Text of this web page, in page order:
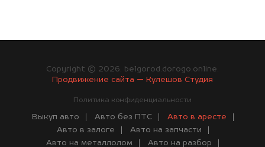
Copyright © 2026. belgorod.dorogo.online.
Продвижение сайта — Кулешов Студия
Политика конфиденциальности
Выкуп авто Авто без ПТС
Авто в аресте
Авто в залоге
Авто на запчасти
Авто на металлолом
Авто на разбор